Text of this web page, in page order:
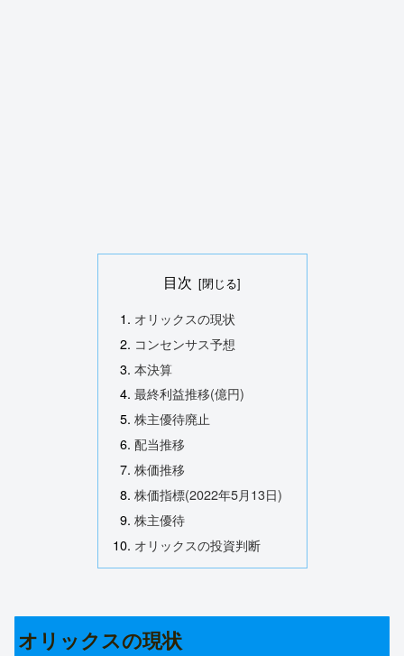
目次
オリックスの現状
コンセンサス予想
本決算
最終利益推移(億円)
株主優待廃止
配当推移
株価推移
株価指標(2022年5月13日)
株主優待
オリックスの投資判断
オリックスの現状